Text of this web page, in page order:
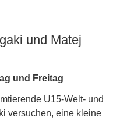
und Matej
und Freitag
U15-Welt- und
versuchen, eine kleine